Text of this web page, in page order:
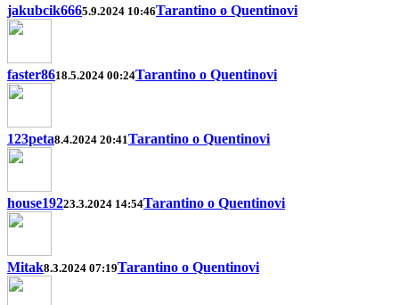
jakubcik6665.9.2024 10:46Tarantino o Quentinovi
faster8618.5.2024 00:24Tarantino o Quentinovi
123peta8.4.2024 20:41Tarantino o Quentinovi
house19223.3.2024 14:54Tarantino o Quentinovi
Mitak8.3.2024 07:19Tarantino o Quentinovi